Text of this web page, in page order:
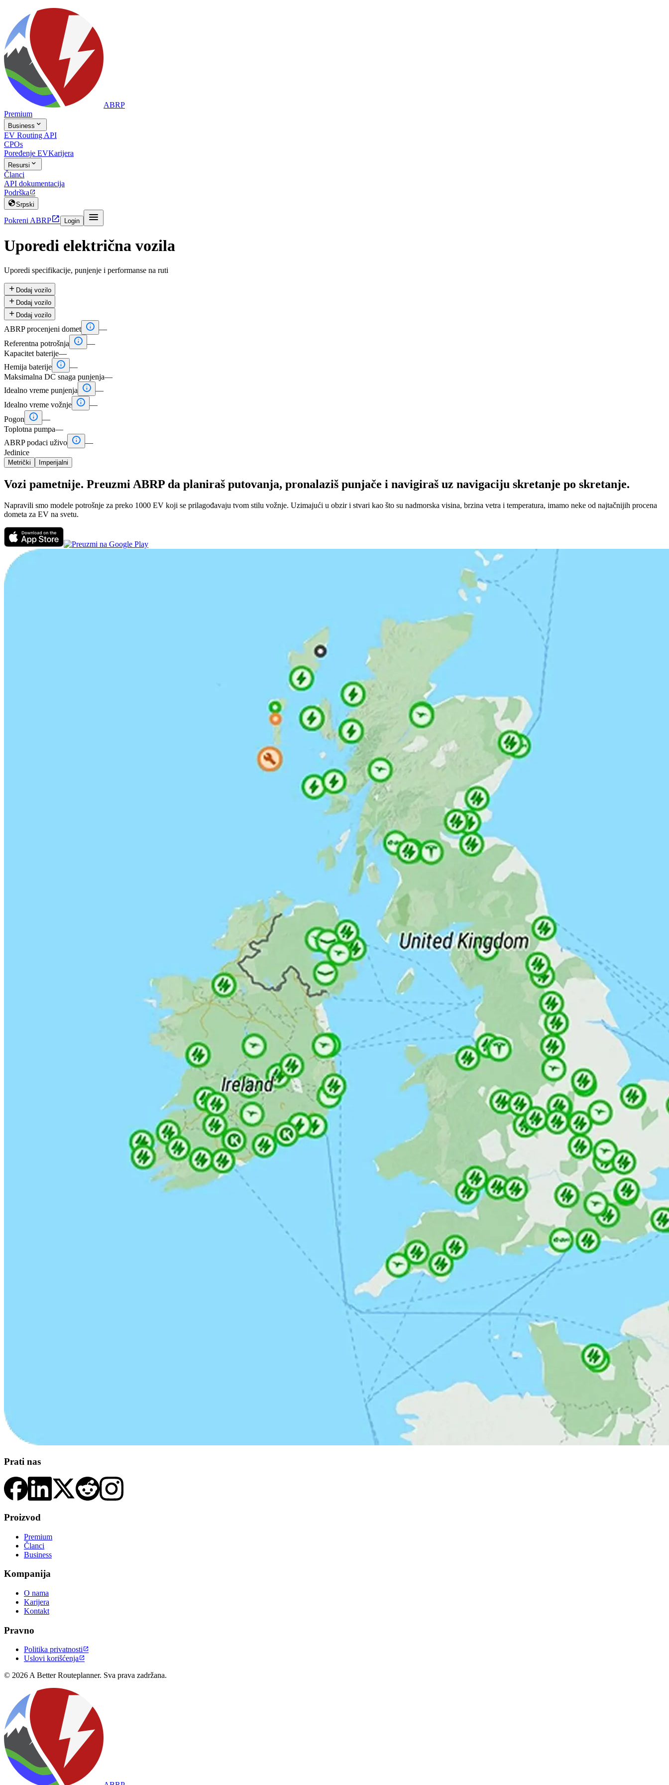
ABRP
Premium
Business 
EV Routing API
CPOs
Poređenje EVKarijera
Resursi 
Članci
API dokumentacija
Podrška 
Srpski
Pokreni ABRP Login 
Uporedi električna vozila
Uporedi specifikacije, punjenje i performanse na ruti
 Dodaj vozilo
 Dodaj vozilo
 Dodaj vozilo
ABRP procenjeni domet  —
Referentna potrošnja
 —
Kapacitet baterije—
Hemija baterije  —
Maksimalna DC snaga punjenja—
Idealno vreme punjenja
 —
Idealno vreme vožnje  —
Pogon
 —
Toplotna pumpa—
ABRP podaci uživo  —
Jedinice
Metrički Imperijalni
Vozi pametnije. Preuzmi ABRP da planiraš putovanja, pronalaziš punjače i navigiraš uz navigaciju skretanje po skretanje.
Napravili smo modele potrošnje za preko 1000 EV koji se prilagođavaju tvom stilu vožnje. Uzimajući u obzir i stvari kao što su nadmorska visina, brzina vetra i temperatura, imamo neke od najtačnijih procena
dometa za EV na svetu.
Prati nas
Proizvod
Premium
Članci
Business
Kompanija
O nama
Karijera
Kontakt
Pravno
Politika privatnosti
Uslovi korišćenja
© 2026 A Better Routeplanner. Sva prava zadržana.